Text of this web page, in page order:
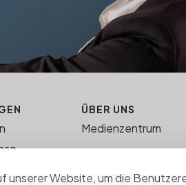
unserer Website, um die
ÜBER UNS
Medienzentrum